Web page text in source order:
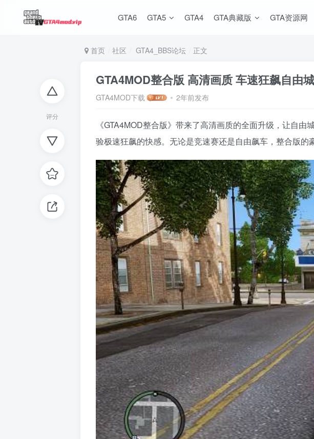
GTA6 GTA5 GTA4 GTA典藏版 GTA资源网
评分
首页 社区 GTA4_BBS论坛 正文
GTA4MOD整合版 高清画质 车速狂飙自由城
GTA4MOD下载 2年前发布
《GTA4MOD整合版》带来了高清画质的全面升级，让自
验极速狂飙的快感。无论是竞速赛还是自由飙车，整合版的